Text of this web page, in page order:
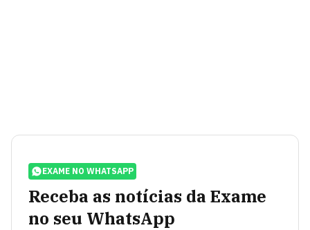
EXAME NO WHATSAPP
Receba as notícias da Exame
no seu WhatsApp